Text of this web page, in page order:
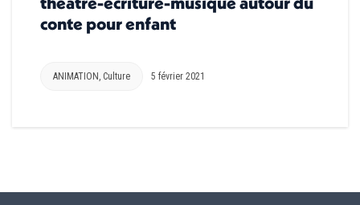
conte pour enfant
ANIMATION , Culture 5 février 2021